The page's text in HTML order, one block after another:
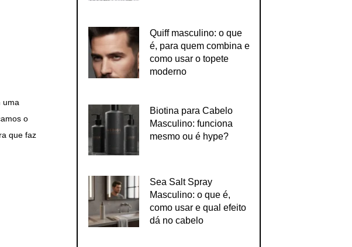
uma
o
que faz
Quiff masculino: o que
é, para quem combina e
como usar o topete
moderno
Biotina para Cabelo
Masculino: funciona
mesmo ou é hype?
Sea Salt Spray
Masculino: o que é,
como usar e qual efeito
dá no cabelo